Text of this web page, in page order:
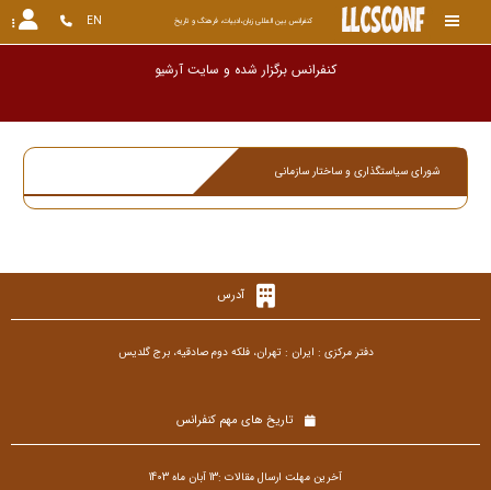
کنفرانس بین المللی زبان،ادبیات، فرهنگ و تاریخ EN
کنفرانس برگزار شده و سایت آر
شورای سیاستگذاری و ساختار سازمانی
آدرس
دفتر مرکزی : ایران : تهران، فلکه دوم صادقیه، برج گلدیس
تاریخ های مهم کنفرانس
آخرین مهلت ارسال مقالات :13 آبان ماه 1403